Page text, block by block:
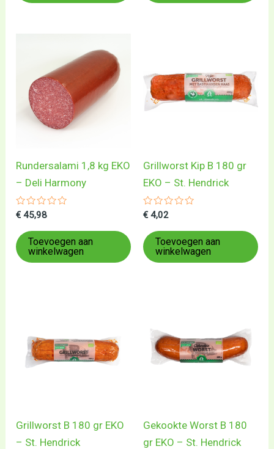
Rundersalami 1,8 kg EKO
– Deli Harmony
Gewaardeerd
uit
5
€ 45,98
Toevoegen aan
winkelwagen
Grillworst Kip B 180 gr
EKO – St. Hendrick
Gewaardeerd
uit
5
€ 4,02
Toevoegen aan
winkelwagen
Grillworst B 180 gr EKO
– St. Hendrick
Gekookte Worst B 180
gr EKO – St. Hendrick